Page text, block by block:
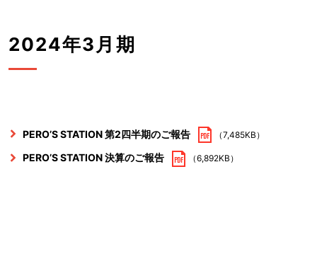
2024年3月期
PERO’S STATION 第2四半期のご報告 （7,485KB）
PERO’S STATION 決算のご報告 （6,892KB）